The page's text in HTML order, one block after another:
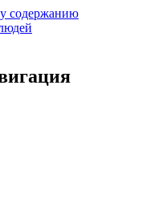
содержанию